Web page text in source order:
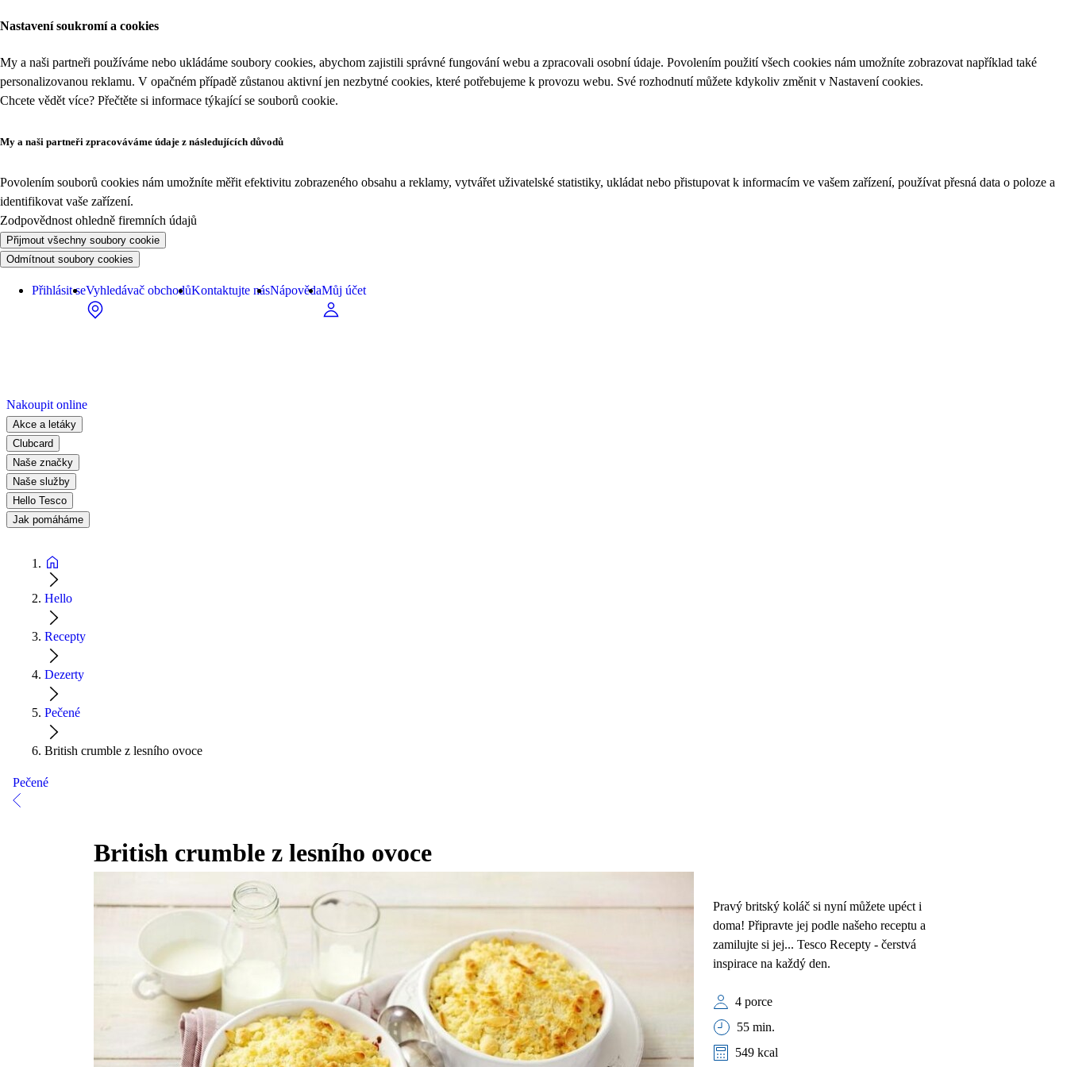
Nastavení soukromí a cookies
My a naši partneři používáme nebo ukládáme soubory cookies, abychom zajistili správné fungování webu a zpracovali osobní údaje. Povolením použití všech cookies nám umožníte zobrazovat například také
personalizovanou reklamu. V opačném případě zůstanou aktivní jen nezbytné cookies, které potřebujeme k provozu webu. Své rozhodnutí můžete kdykoliv změnit v Nastavení cookies.
Chcete vědět více? Přečtěte si informace týkající se souborů cookie.
My a naši partneři zpracováváme údaje z následujících důvodů
Povolením souborů cookies nám umožníte měřit efektivitu zobrazeného obsahu a reklamy, vytvářet uživatelské statistiky, ukládat nebo přistupovat k informacím ve vašem zařízení, používat přesná data o poloze a
identifikovat vaše zařízení.
Zodpovědnost ohledně firemních údajů
Přijmout všechny soubory cookie
Odmítnout soubory cookies
Přihlásit seVyhledávač obchodůKontaktujte násNápovědaMůj účet
Nakoupit online
Akce a letáky
Clubcard
Naše značky
Naše služby
Hello Tesco
Jak pomáháme
Hello
Recepty
Dezerty
Pečené
British crumble z lesního ovoce
Pečené
British crumble z lesního ovoce
Pravý britský koláč si nyní můžete upéct i
doma! Připravte jej podle našeho receptu a
zamilujte si jej... Tesco Recepty - čerstvá
inspirace na každý den.
4 porce
55 min.
549 kcal